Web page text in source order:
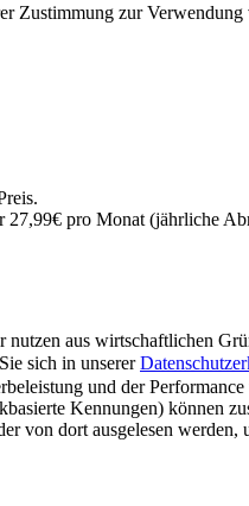
Zustimmung zur
27,99€ pro Monat (jährliche
aus wirtschaftlichen
sich in unserer
und der
Kennungen) können
von dort ausgelesen